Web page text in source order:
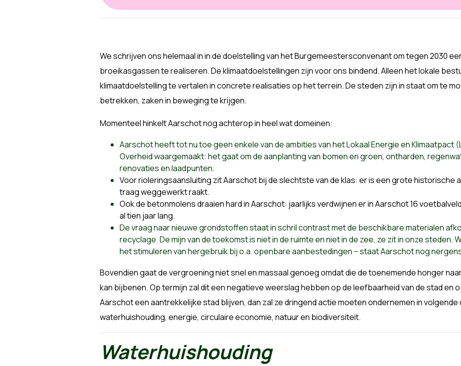
We schrijven ons helemaal in in de doelstelling van het Burgemeestersconvenant om tegen 2030
broeikasgassen te realiseren. De klimaatdoelstellingen zijn voor ons bindend. Alleen het lokale
klimaatdoelstelling te vertalen in concrete realisaties op het terrein. De steden zijn in staat om te
betrekken, zaken in beweging te krijgen.
Momenteel hinkelt Aarschot nog achterop in heel wat domeinen:
Aarschot heeft tot nu toegeen enkele van de ambities van het Lokaal Energie en Klimaatpact
Overheid waargemaakt: het gaat om de aanplanting van bomen en groen, ontharden,
renovaties en laadpunten.
Voor rioleringsaansluiting zit Aarschot bij de slechtste van de klas: er is een grote historische
traag weggewerkt raakt.
Ook de betonmolens draaien hard in Aarschot: jaarlijks verdwijnen er in Aarschot 16
al tien jaar lang.
De vraag naar nieuwe grondstoffen staat in schril contrast met de beschikbare materialen
recyclage. De mijn van de toekomst is niet in de ruimte en niet in de zee, ze zit in onze steden.
het stimuleren van hergebruik bij o.a. openbare aanbestedingen – staat Aarschot nog
Bovendien gaat de vergroening niet snel en massaal genoeg omdat die de toenemende honger
kan bijbenen. Op termijn zal dit een negatieve weerslag hebben op de leefbaarheid van de stad en
Aarschot een aantrekkelijke stad blijven, dan zal ze dringend actie moeten ondernemen in volgende
waterhuishouding, energie, circulaire economie, natuur en biodiversiteit.
Waterhuishouding